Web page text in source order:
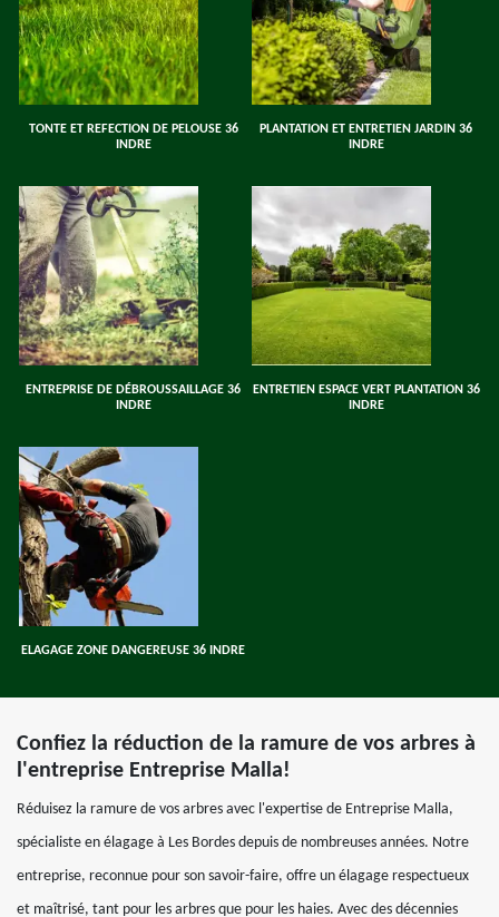
TONTE ET REFECTION DE PELOUSE 36
INDRE
PLANTATION ET ENTRETIEN JARDIN 36
INDRE
ENTREPRISE DE DÉBROUSSAILLAGE 36
INDRE
ENTRETIEN ESPACE VERT PLANTATION 36
INDRE
ELAGAGE ZONE DANGEREUSE 36 INDRE
Confiez la réduction de la ramure de vos arbres à
l'entreprise Entreprise Malla!
Réduisez la ramure de vos arbres avec l'expertise de Entreprise Malla,
spécialiste en élagage à Les Bordes depuis de nombreuses années. Notre
entreprise, reconnue pour son savoir-faire, offre un élagage respectueux
et maîtrisé, tant pour les arbres que pour les haies. Avec des décennies